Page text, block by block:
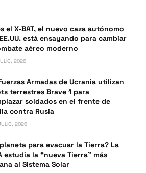
el X-BAT, el nuevo caza autónomo
está ensayando para cambiar
aéreo moderno
2026
Armadas de Ucrania utilizan
terrestres Brave 1 para
soldados en el frente de
contra Rusia
2026
para evacuar la Tierra? La
estudia la “nueva Tierra” más
al Sistema Solar